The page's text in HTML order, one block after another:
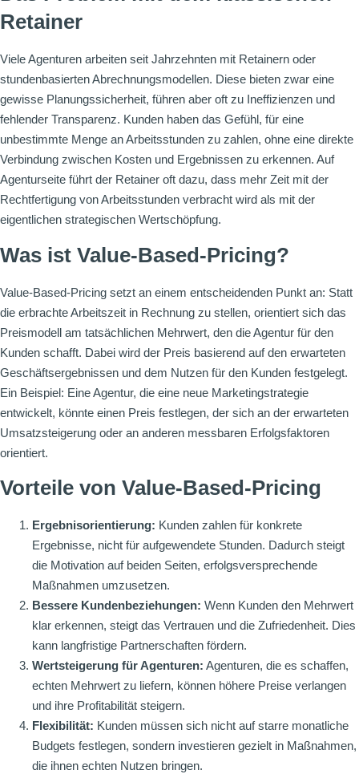
Retainer
Viele Agenturen arbeiten seit Jahrzehnten mit Retainern oder
stundenbasierten Abrechnungsmodellen. Diese bieten zwar eine
gewisse Planungssicherheit, führen aber oft zu Ineffizienzen und
fehlender Transparenz. Kunden haben das Gefühl, für eine
unbestimmte Menge an Arbeitsstunden zu zahlen, ohne eine direkte
Verbindung zwischen Kosten und Ergebnissen zu erkennen. Auf
Agenturseite führt der Retainer oft dazu, dass mehr Zeit mit der
Rechtfertigung von Arbeitsstunden verbracht wird als mit der
eigentlichen strategischen Wertschöpfung.
Was ist Value-Based-Pricing?
Value-Based-Pricing setzt an einem entscheidenden Punkt an: Statt
die erbrachte Arbeitszeit in Rechnung zu stellen, orientiert sich das
Preismodell am tatsächlichen Mehrwert, den die Agentur für den
Kunden schafft. Dabei wird der Preis basierend auf den erwarteten
Geschäftsergebnissen und dem Nutzen für den Kunden festgelegt.
Ein Beispiel: Eine Agentur, die eine neue Marketingstrategie
entwickelt, könnte einen Preis festlegen, der sich an der erwarteten
Umsatzsteigerung oder an anderen messbaren Erfolgsfaktoren
orientiert.
Vorteile von Value-Based-Pricing
Ergebnisorientierung: Kunden zahlen für konkrete
Ergebnisse, nicht für aufgewendete Stunden. Dadurch steigt
die Motivation auf beiden Seiten, erfolgsversprechende
Maßnahmen umzusetzen.
Bessere Kundenbeziehungen: Wenn Kunden den Mehrwert
klar erkennen, steigt das Vertrauen und die Zufriedenheit. Dies
kann langfristige Partnerschaften fördern.
Wertsteigerung für Agenturen: Agenturen, die es schaffen,
echten Mehrwert zu liefern, können höhere Preise verlangen
und ihre Profitabilität steigern.
Flexibilität: Kunden müssen sich nicht auf starre monatliche
Budgets festlegen, sondern investieren gezielt in Maßnahmen,
die ihnen echten Nutzen bringen.